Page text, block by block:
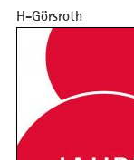
H-Görsroth